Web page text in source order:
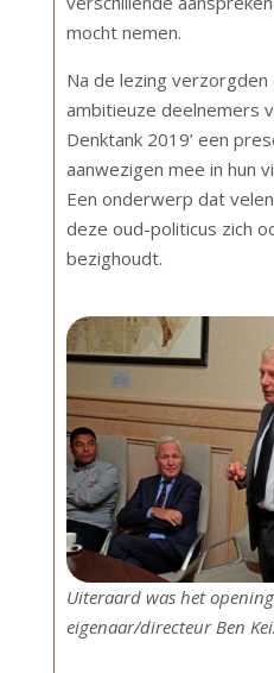
mocht nemen.
Na de lezing verzorgden
ambitieuze deelnemers
Denktank 2019’ een
aanwezigen mee in hun
Een onderwerp dat
deze oud-politicus zich
bezighoudt.
Uiteraard was het
eigenaar/directeur Ben